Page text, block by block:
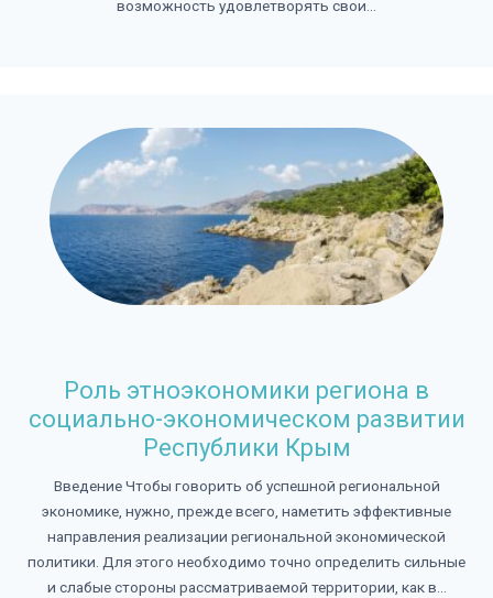
возможность удовлетворять свои...
Роль этноэкономики региона в
социально-экономическом развитии
Республики Крым
Введение Чтобы говорить об успешной региональной
экономике, нужно, прежде всего, наметить эффективные
направления реализации региональной экономической
политики. Для этого необходимо точно определить сильные
и слабые стороны рассматриваемой территории, как в...